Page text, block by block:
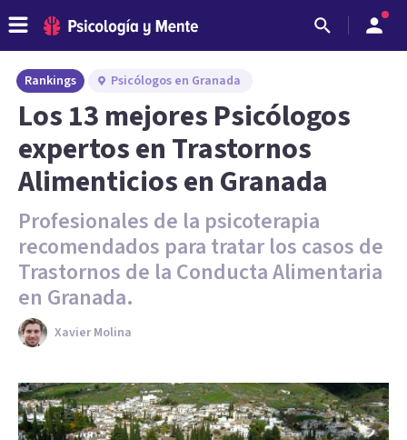
Rankings Psicólogos en Granada
Los 13 mejores Psicólogos
expertos en Trastornos
Alimenticios en Granada
Profesionales de la psicoterapia
recomendados para tratar los casos de
Trastornos de la Conducta Alimentaria
en Granada.
Xavier Molina